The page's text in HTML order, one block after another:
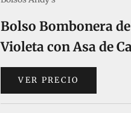
Bolso Bombonera
Violeta con Asa de
VER PRECIO